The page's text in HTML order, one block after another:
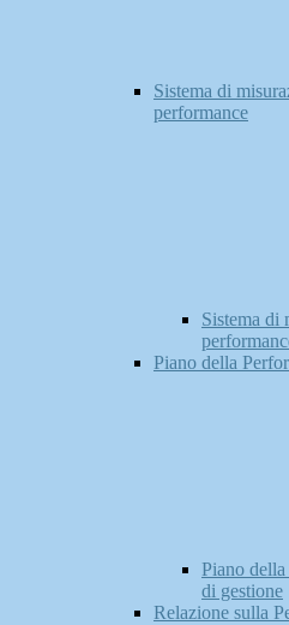
Sistema di
performance
Sistema di
Piano della
Piano
di gestione
Relazione sulla